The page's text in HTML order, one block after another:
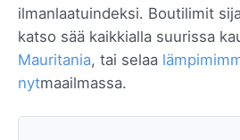
ilmanlaatuindeksi. Boutilimit
katso sää kaikkialla suurissa
Mauritania, tai selaa
nytmaailmassa.